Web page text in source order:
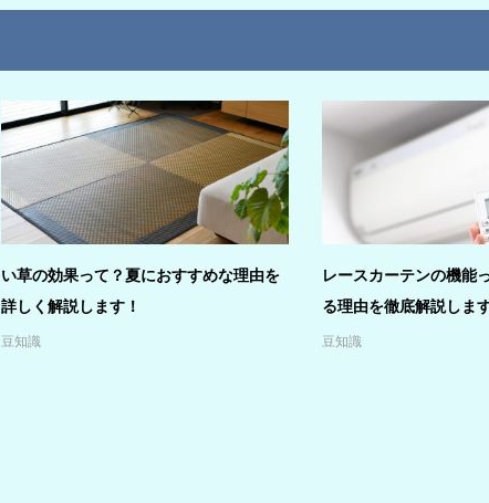
い草の効果って？夏におすすめな理由を
詳しく解説します！
豆知識
レースカーテンの機能
る理由を徹底解説しま
豆知識